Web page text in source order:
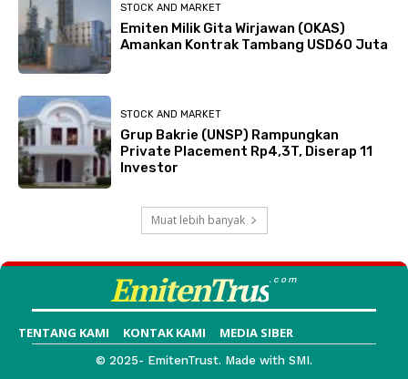
STOCK AND MARKET
Emiten Milik Gita Wirjawan (OKAS)
Amankan Kontrak Tambang USD60 Juta
STOCK AND MARKET
Grup Bakrie (UNSP) Rampungkan
Private Placement Rp4,3T, Diserap 11
Investor
Muat lebih banyak
EmitenTrus.com
TENTANG KAMI KONTAK KAMI MEDIA SIBER
© 2025- EmitenTrust. Made with SMI.